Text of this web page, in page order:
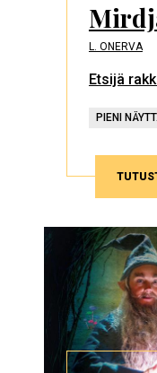
L. ONERVA
Etsijä
PIENI